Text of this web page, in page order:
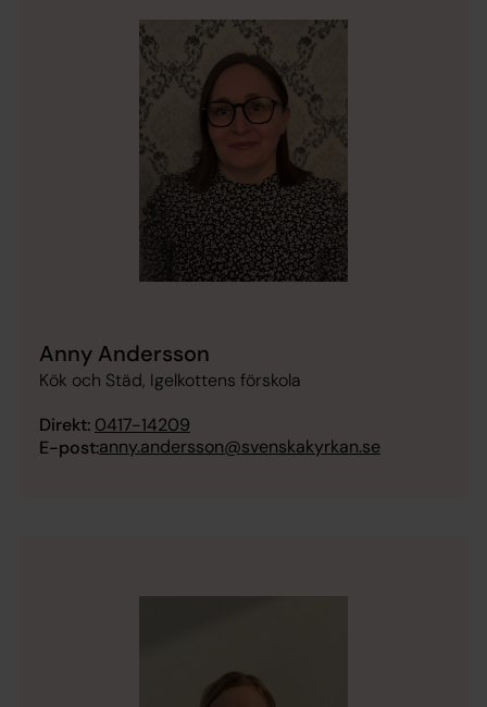
Anny Andersson
Kök och Städ, Igelkottens förskola
Direkt: 0417-14209
E-post:anny.andersson@svenskakyrkan.se